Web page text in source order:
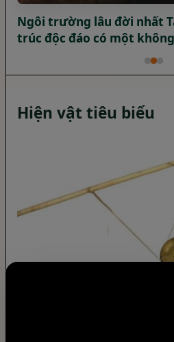
Ngôi trường lâu đời nhất
trúc độc đáo có một
Hiện vật tiêu biểu